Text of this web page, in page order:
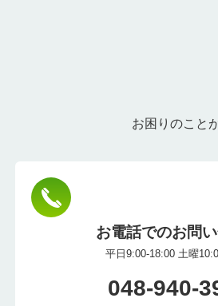
お困りのこと
お電話でのお問
平日9:00-18:00 土曜
048-940-